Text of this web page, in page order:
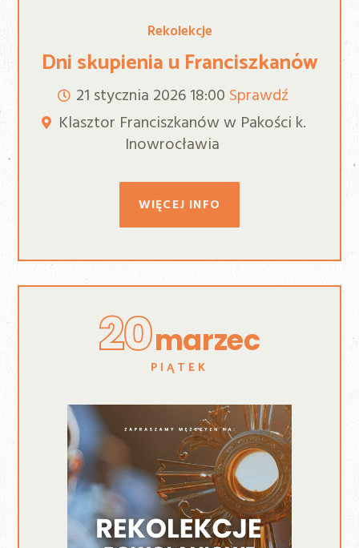
Rekolekcje
Dni skupienia u Franciszkanów
21 stycznia 202618:00 Sprawdź
Klasztor Franciszkanów w Pakości k.
Inowrocławia
WIĘCEJ INFO
20marzec
PIĄTEK